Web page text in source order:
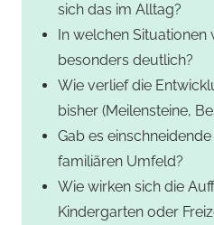
sich das im Alltag?
In welchen Situationen
besonders deutlich?
Wie verlief die
bisher (Meilensteine,
Gab es
familiären Umfeld?
Wie wirken sich die
Kindergarten oder